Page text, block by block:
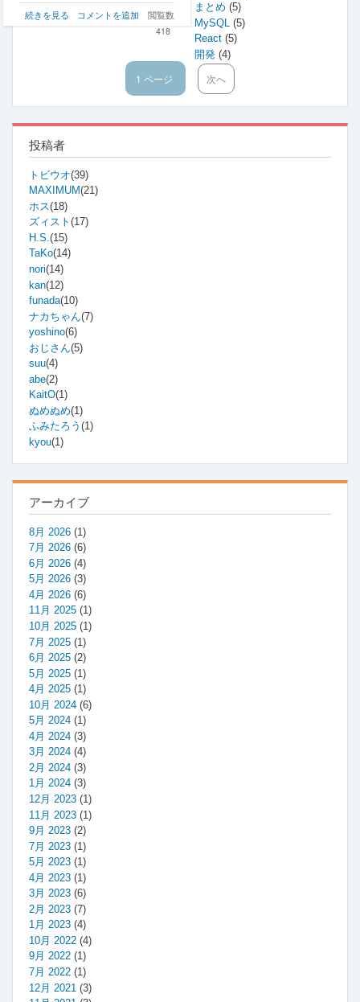
Drupal
ド
を
ェ
ク
し
て
く
れ
る
分
析
ツ
ー
ル
の
紹
介
の
続きを見る コメントを追加
閲覧数
418
まとめ (5)
MySQL (5)
React (5)
開発 (4)
ジ
送
り
1 ページ
次
ペ
ー
次へ
投稿者
トビウオ(39)
MAXIMUM(21)
ホス(18)
ズィスト (17)
H.S. (15)
TaKo(14)
nori(14)
kan(12)
funada(10)
ナカちゃん(7)
yoshino(6)
おじさん(5)
suu(4)
abe(2)
KaitO(1)
ぬめぬめ(1)
ふみたろう (1)
kyou(1)
アーカイブ
8月 2026 (1)
7月 2026 (6)
6月 2026 (4)
5月 2026 (3)
4月 2026 (6)
11月 2025 (1)
10月 2025 (1)
7月 2025 (1)
6月 2025 (2)
5月 2025 (1)
4月 2025 (1)
10月 2024 (6)
5月 2024 (1)
4月 2024 (3)
3月 2024 (4)
2月 2024 (3)
1月 2024 (3)
12月 2023 (1)
11月 2023 (1)
9月 2023 (2)
7月 2023 (1)
5月 2023 (1)
4月 2023 (1)
3月 2023 (6)
2月 2023 (7)
1月 2023 (4)
10月 2022 (4)
9月 2022 (1)
7月 2022 (1)
12月 2021 (3)